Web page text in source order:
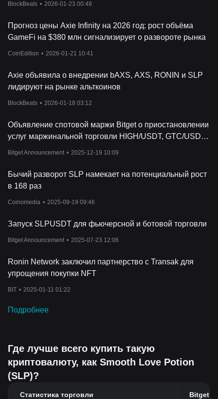
BlockBeats • 2026-01-23 00:48
Прогноз цены Axie Infinity на 2026 год: рост объёма
GameFi на $380 млн сигнализирует о развороте рынка
CoinEdition • 2026-01-21 10:41
Axie объявила о внедрении bAXS, AXS, RONIN и SLP
лидируют на рынке альткоинов
BlockBeats • 2026-01-18 03:12
Объявление спотовой маржи Bitget о приостановлении
услуг маржинальной торговли HIGH/USDT, GTC/USDT,
Bitget Announcement • 2025-12-19 10:09
Бычий разворот SLP намекает на потенциальный рост
в 168 раз
Coinomedia • 2025-09-19 09:46
Запуск SLPUSDT для фьючерсной и ботовой торговли
Bitget Announcement • 2025-07-23 12:06
Ronin Network заключил партнерство с Transak для
упрощения покупки NFT
BIT • 2025-01-11 01:22
Подробнее
Где лучше всего купить такую
криптовалюту, как Smooth Love Potion
(SLP)?
Статистика торговли Bitget